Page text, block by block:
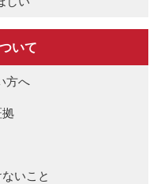
いて
方へ
いこと